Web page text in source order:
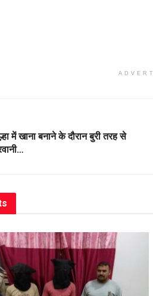
में खाना बनाने के दौरान बुरी तरह से